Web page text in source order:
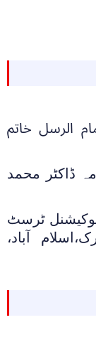
الرسل خاتم
ڈاکٹر محمد
ٹرسٹ
آباد،